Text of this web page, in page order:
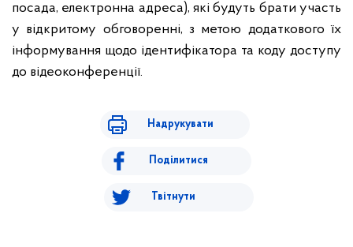
посада, електронна адреса), які будуть брати участь
у відкритому обговоренні, з метою додаткового їх
інформування щодо ідентифікатора та коду доступу
до відеоконференції.
Надрукувати
Поділитися
Твітнути